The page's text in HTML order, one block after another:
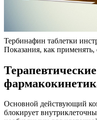
Тербинафин таблетки
Показания, как применять,
Основной действующий
блокирует